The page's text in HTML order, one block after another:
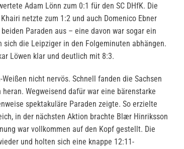
Adam Lönn zum 0:1 für den SC DHfK. Die
netzte zum 1:2 und auch Domenico Ebner
Paraden aus – eine davon war sogar ein
die Leipziger in den Folgeminuten abhängen.
Löwen klar und deutlich mit 8:3.
nicht nervös. Schnell fanden die Sachsen
Wegweisend dafür war eine bärenstarke
spektakuläre Paraden zeigte. So erzielte
in der nächsten Aktion brachte Blær Hinriksson
war vollkommen auf den Kopf gestellt. Die
und holten sich eine knappe 12:11-